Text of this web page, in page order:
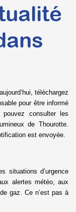
téléchargez
pour être informé
consulter les
de Thourotte.
est envoyée.
situations d’urgence
alertes météo, aux
gaz. Ce n’est pas à